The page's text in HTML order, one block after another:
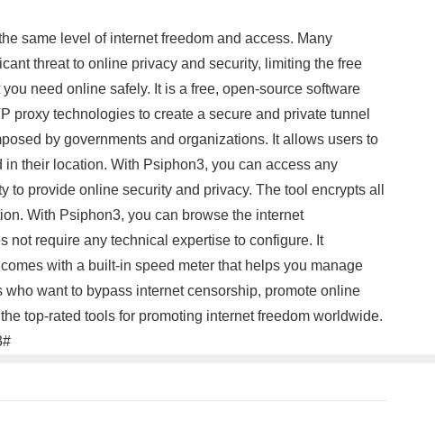
same level of internet freedom and access. Many
threat to online privacy and security, limiting the free
need online safely. It is a free, open-source software
proxy technologies to create a secure and private tunnel
by governments and organizations. It allows users to
their location. With Psiphon3, you can access any
provide online security and privacy. The tool encrypts all
With Psiphon3, you can browse the internet
not require any technical expertise to configure. It
with a built-in speed meter that helps you manage
want to bypass internet censorship, promote online
top-rated tools for promoting internet freedom worldwide.